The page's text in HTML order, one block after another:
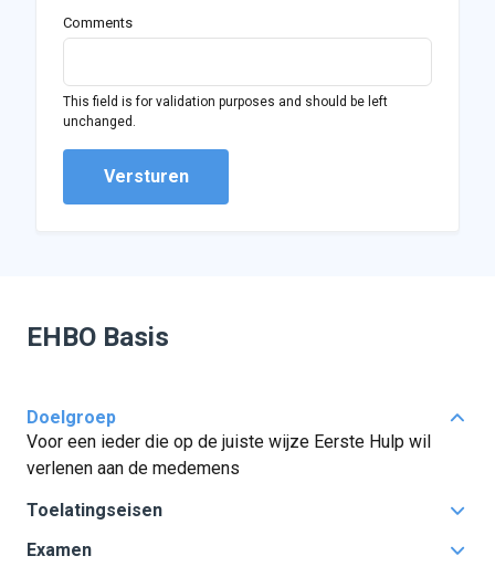
Comments
This field is for validation purposes and should be left
unchanged.
EHBO Basis
Doelgroep
Voor een ieder die op de juiste wijze Eerste Hulp wil
verlenen aan de medemens
Toelatingseisen
Examen